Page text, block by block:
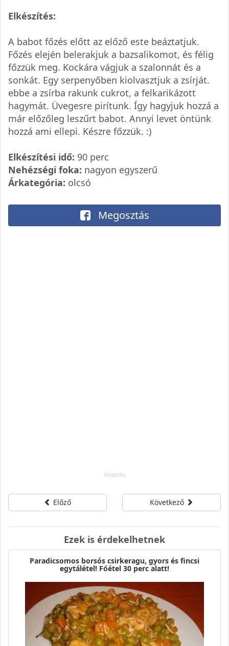
Elkészítés:
A babot főzés előtt az előző este beáztatjuk.
Főzés elején belerakjuk a bazsalikomot, és félig
főzzük meg. Kockára vágjuk a szalonnát és a
sonkát. Egy serpenyőben kiolvasztjuk a zsírját.
ebbe a zsírba rakunk cukrot, a felkarikázott
hagymát. Üvegesre pirítunk. Így hagyjuk hozzá a
már előzőleg leszűrt babot. Annyi levet öntünk
hozzá ami ellepi. Készre főzzük. :)
Elkészítési idő: 90 perc
Nehézségi foka: nagyon egyszerű
Árkategória: olcsó
Megosztás
Előző Következő
Ezek is érdekelhetnek
Paradicsomos borsós csirkeragu, gyors és fincsi
egytálétel! Főétel 30 perc alatt!